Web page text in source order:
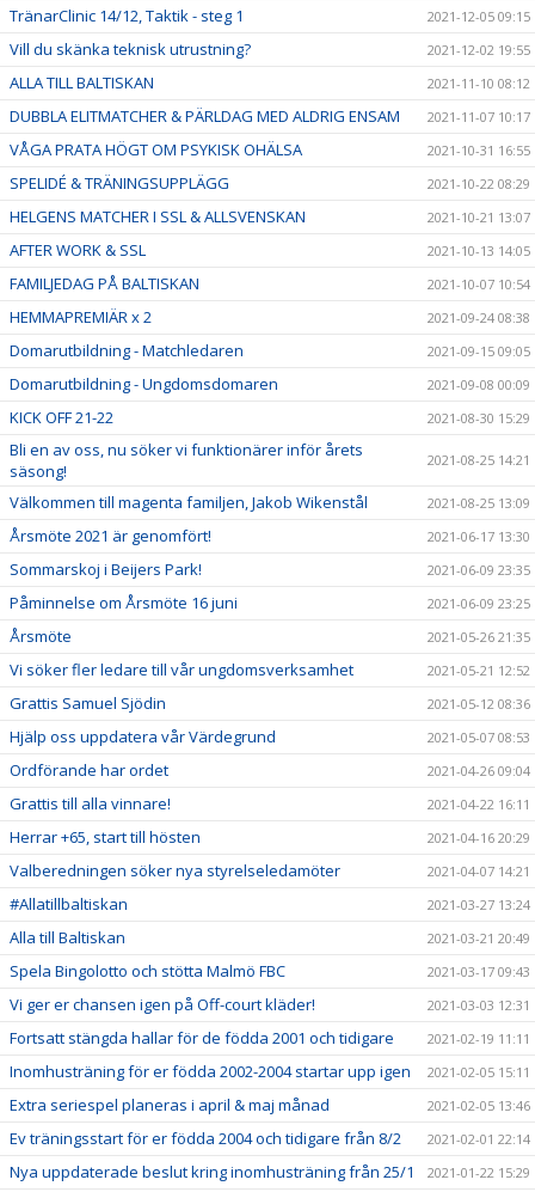
TränarClinic 14/12, Taktik - steg 1 2021-12-05 09:15
Vill du skänka teknisk utrustning? 2021-12-02 19:55
ALLA TILL BALTISKAN 2021-11-10 08:12
DUBBLA ELITMATCHER & PÄRLDAG MED ALDRIG ENSAM 2021-11-07 10:17
VÅGA PRATA HÖGT OM PSYKISK OHÄLSA 2021-10-31 16:55
SPELIDÉ & TRÄNINGSUPPLÄGG 2021-10-22 08:29
HELGENS MATCHER I SSL & ALLSVENSKAN 2021-10-21 13:07
AFTER WORK & SSL 2021-10-13 14:05
FAMILJEDAG PÅ BALTISKAN 2021-10-07 10:54
HEMMAPREMIÄR x 2 2021-09-24 08:38
Domarutbildning - Matchledaren 2021-09-15 09:05
Domarutbildning - Ungdomsdomaren 2021-09-08 00:09
KICK OFF 21-22 2021-08-30 15:29
Bli en av oss, nu söker vi funktionärer inför årets
säsong!
2021-08-25 14:21
Välkommen till magenta familjen, Jakob Wikenstål 2021-08-25 13:09
Årsmöte 2021 är genomfört! 2021-06-17 13:30
Sommarskoj i Beijers Park! 2021-06-09 23:35
Påminnelse om Årsmöte 16 juni 2021-06-09 23:25
Årsmöte 2021-05-26 21:35
Vi söker fler ledare till vår ungdomsverksamhet 2021-05-21 12:52
Grattis Samuel Sjödin 2021-05-12 08:36
Hjälp oss uppdatera vår Värdegrund 2021-05-07 08:53
Ordförande har ordet 2021-04-26 09:04
Grattis till alla vinnare! 2021-04-22 16:11
Herrar +65, start till hösten 2021-04-16 20:29
Valberedningen söker nya styrelseledamöter 2021-04-07 14:21
#Allatillbaltiskan 2021-03-27 13:24
Alla till Baltiskan 2021-03-21 20:49
Spela Bingolotto och stötta Malmö FBC 2021-03-17 09:43
Vi ger er chansen igen på Off-court kläder! 2021-03-03 12:31
Fortsatt stängda hallar för de födda 2001 och tidigare 2021-02-19 11:11
Inomhusträning för er födda 2002-2004 startar upp igen 2021-02-05 15:11
Extra seriespel planeras i april & maj månad 2021-02-05 13:46
Ev träningsstart för er födda 2004 och tidigare från 8/2 2021-02-01 22:14
Nya uppdaterade beslut kring inomhusträning från 25/1 2021-01-22 15:29